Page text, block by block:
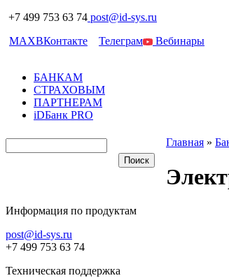
+7 499 753 63 74 post@id-sys.ru
MAXВКонтакте Телеграм Вебинары
БАНКАМ
СТРАХОВЫМ
ПАРТНЕРАМ
iDБанк PRO
Главная »
Информация по продуктам
post@id-sys.ru
+7 499 753 63 74
Техническая поддержка